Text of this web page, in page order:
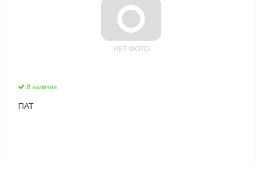
В наличии
ПАТ